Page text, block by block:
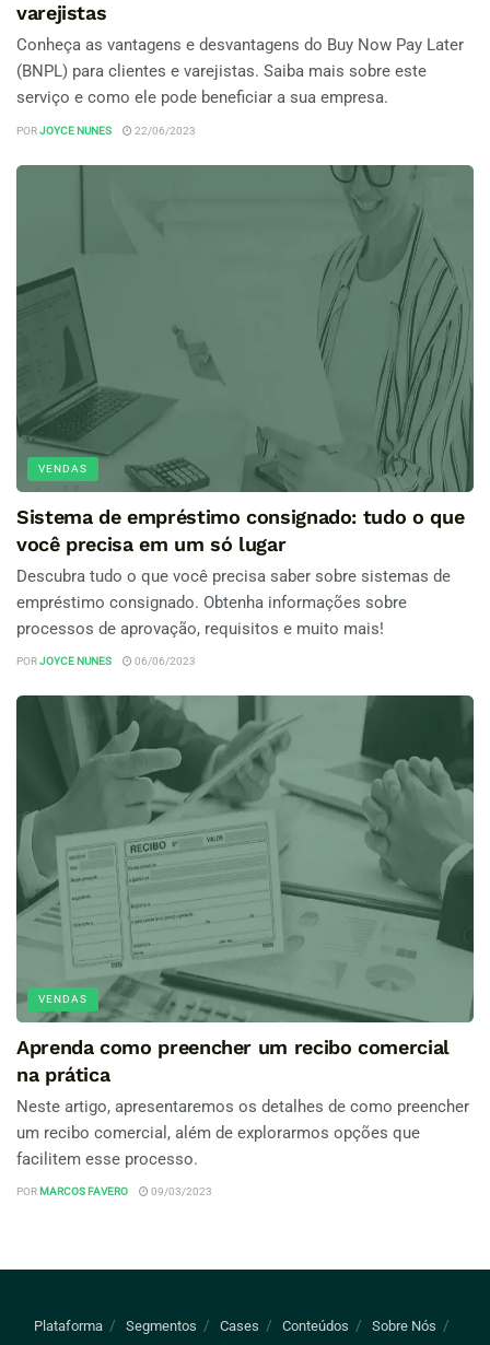
varejistas
Conheça as vantagens e desvantagens do Buy Now Pay Later
(BNPL) para clientes e varejistas. Saiba mais sobre este
serviço e como ele pode beneficiar a sua empresa.
PORJOYCE NUNES 22/06/2023
VENDAS
Sistema de empréstimo consignado: tudo o que
você precisa em um só lugar
Descubra tudo o que você precisa saber sobre sistemas de
empréstimo consignado. Obtenha informações sobre
processos de aprovação, requisitos e muito mais!
PORJOYCE NUNES 06/06/2023
VENDAS
Aprenda como preencher um recibo comercial
na prática
Neste artigo, apresentaremos os detalhes de como preencher
um recibo comercial, além de explorarmos opções que
facilitem esse processo.
POR MARCOS FAVERO 09/03/2023
Plataforma Segmentos Cases Conteúdos
Sobre Nós